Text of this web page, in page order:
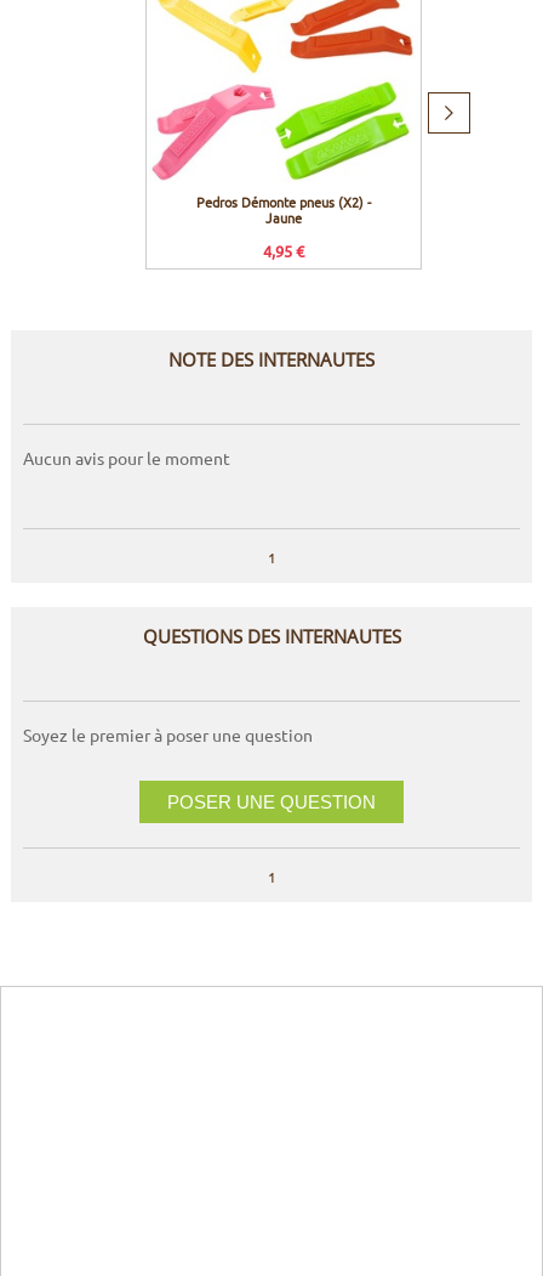
Pedros Démonte pneus (X2) -
Jaune
4,95 €
Produit
NOTE DES INTERNAUTES
Aucun avis pour le moment
1
QUESTIONS DES INTERNAUTES
Soyez le premier à poser une question
POSER UNE QUESTION
1